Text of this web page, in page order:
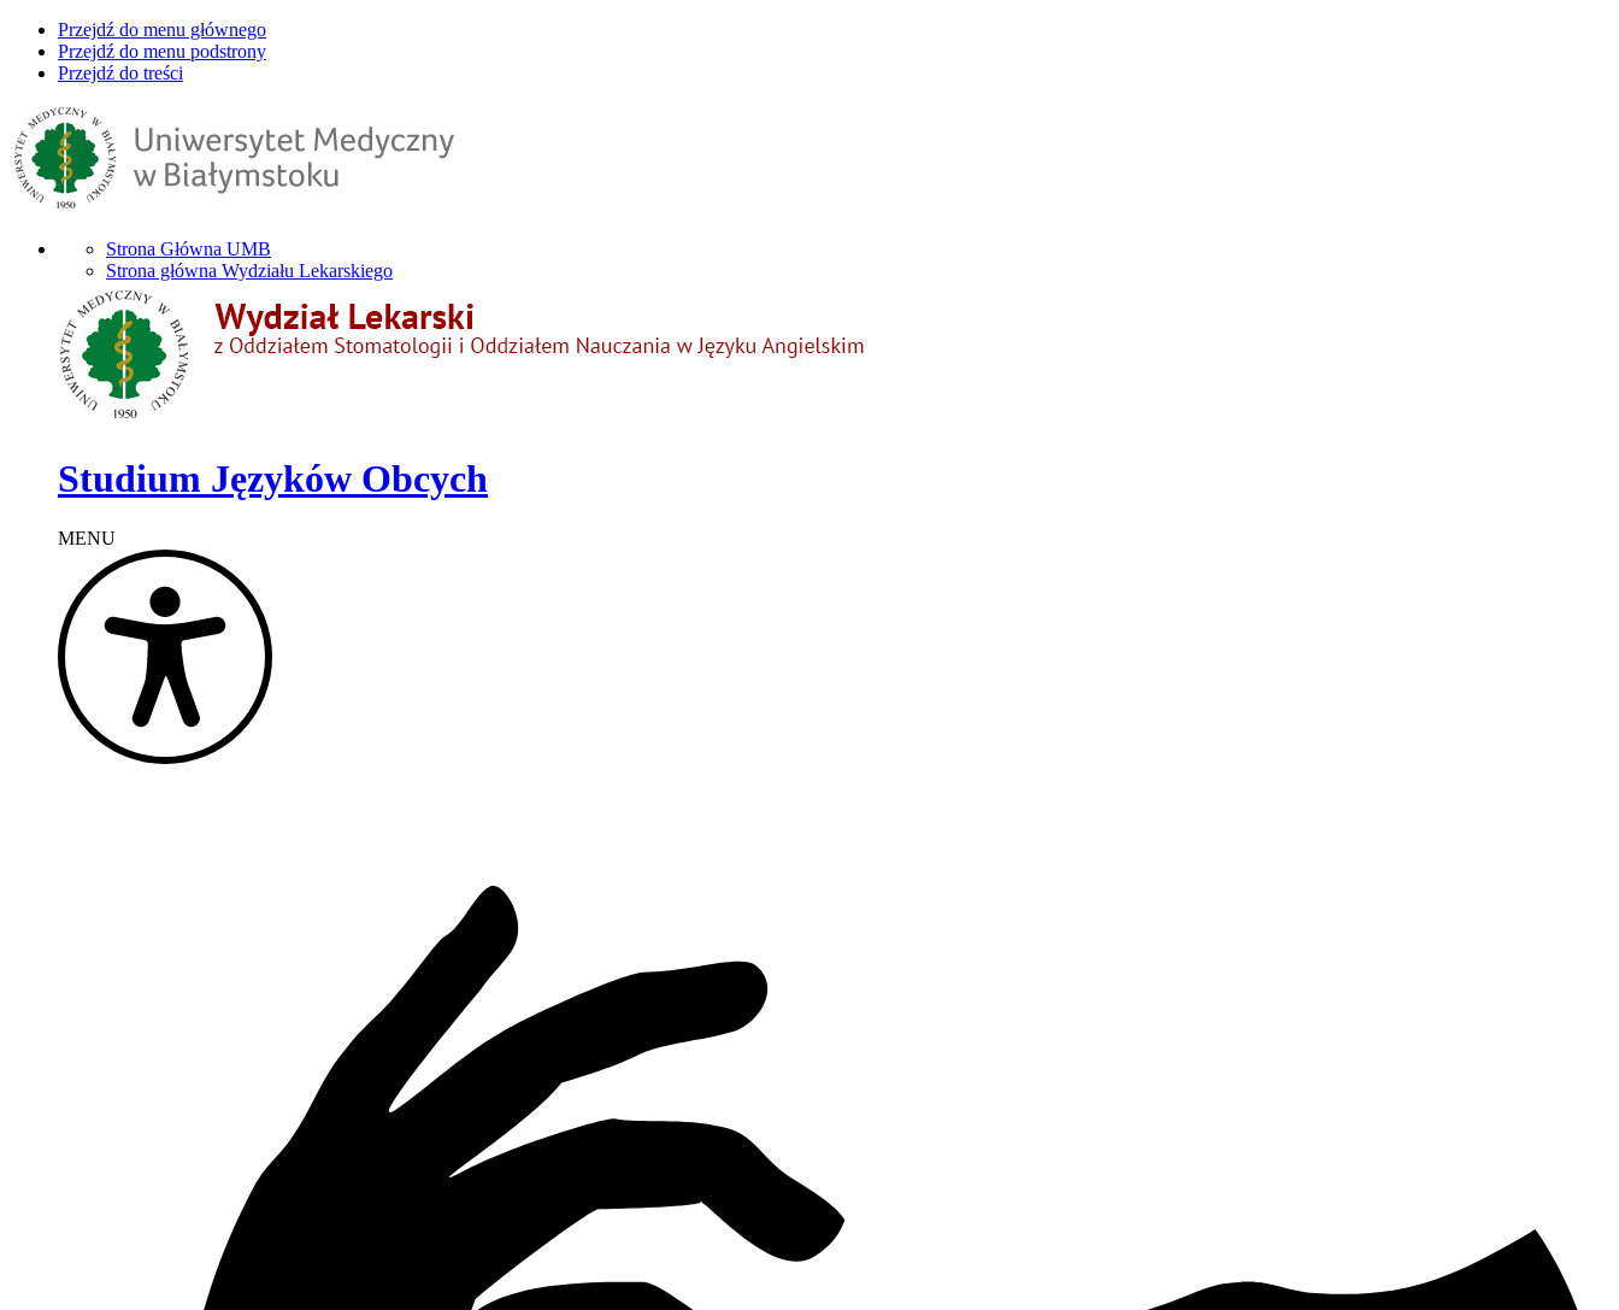
Przejdź do menu głównego
Przejdź do menu podstrony
Przejdź do treści
Strona Główna UMB
Strona główna Wydziału Lekarskiego
Studium Języków Obcych
MENU